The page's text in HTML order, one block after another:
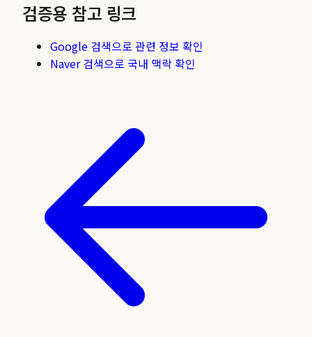
검증용 참고 링크
Google 검색으로 관련 정보 확인
Naver 검색으로 국내 맥락 확인